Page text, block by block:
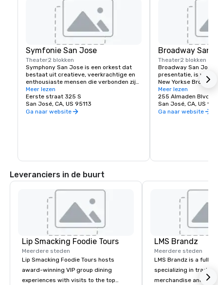
Symfonie San Jose
Theater2 blokken
Symphony San Jose is een orkest dat
bestaat uit creatieve, veerkrachtige en
enthousiaste mensen die verbonden zijn
door de liefde voor muziek. Het is er
trots op San Jose thuis te noemen en de
innovatieve en diverse cultuur van onze
gemeenschap te omarmen door
gemeenschapsprogramma's.
Meer lezen
Eerste straat 325 S
San José, CA, US 95113
Ga naar website
Broadway San
Theater2 blokken
Broadway San Jose,
presentatie, is waar
New Yorkse
vindt. Of je nu hier
bezoekt, Broadway
shows die je wilt
Meer lezen
255 Almaden Blvd
San José, CA, US
Ga naar website
Leveranciers in de buurt
Lip Smacking Foodie Tours
Meerdere steden
Lip Smacking Foodie Tours hosts
award-winning VIP group dining
experiences with visits to the top
LMS Brandz
Meerdere steden
LMS Brandz is a full-
specializing in trade
merchandise and